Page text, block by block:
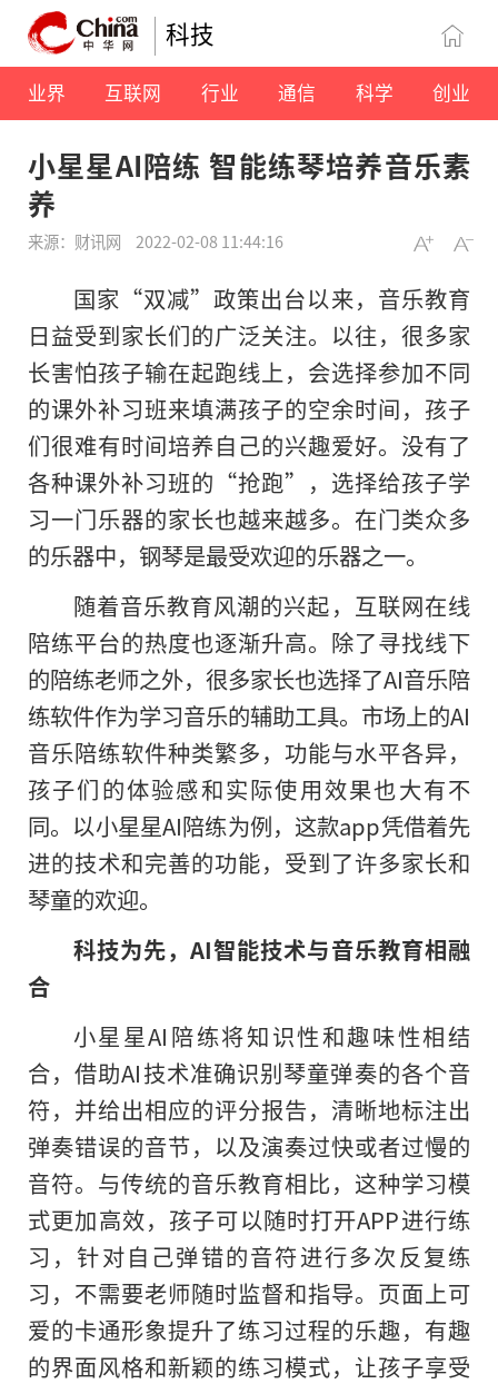
科技
业界 互联网 行业 通信 科学 创业
小星星AI陪练 智能练琴培养音乐素
养
来源：财讯网 2022-02-08 11:44:16
国家“双减”政策出台以来，音乐教育
日益受到家长们的广泛关注。以往，很多家
长害怕孩子输在起跑线上，会选择参加不同
的课外补习班来填满孩子的空余时间，孩子
们很难有时间培养自己的兴趣爱好。没有了
各种课外补习班的“抢跑”，选择给孩子学
习一门乐器的家长也越来越多。在门类众多
的乐器中，钢琴是最受欢迎的乐器之一。
随着音乐教育风潮的兴起，互联网在线
陪练平台的热度也逐渐升高。除了寻找线下
的陪练老师之外，很多家长也选择了AI音乐陪
练软件作为学习音乐的辅助工具。市场上的AI
音乐陪练软件种类繁多，功能与水平各异，
孩子们的体验感和实际使用效果也大有不
同。以小星星AI陪练为例，这款app凭借着先
进的技术和完善的功能，受到了许多家长和
琴童的欢迎。
科技为先，AI智能技术与音乐教育相融
合
小星星AI陪练将知识性和趣味性相结
合，借助AI技术准确识别琴童弹奏的各个音
符，并给出相应的评分报告，清晰地标注出
弹奏错误的音节，以及演奏过快或者过慢的
音符。与传统的音乐教育相比，这种学习模
式更加高效，孩子可以随时打开APP进行练
习，针对自己弹错的音符进行多次反复练
习，不需要老师随时监督和指导。页面上可
爱的卡通形象提升了练习过程的乐趣，有趣
的界面风格和新颖的练习模式，让孩子享受